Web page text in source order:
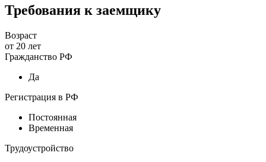
Требования к заемщику
Возраст
от 20 лет
Гражданство РФ
Да
Регистрация в РФ
Постоянная
Временная
Трудоустройство